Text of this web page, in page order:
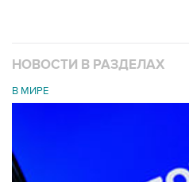
НОВОСТИ В РАЗДЕЛАХ
В МИРЕ